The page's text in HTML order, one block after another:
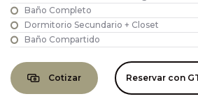
Baño Completo
Dormitorio Secundario + Closet
Baño Compartido
Cotizar Reservar con